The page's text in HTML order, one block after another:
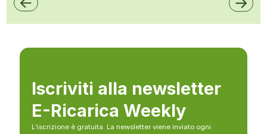
Iscriviti alla newsletter
E-Ricarica Weekly
L’iscrizione è gratuita. La newsletter viene inviato ogni